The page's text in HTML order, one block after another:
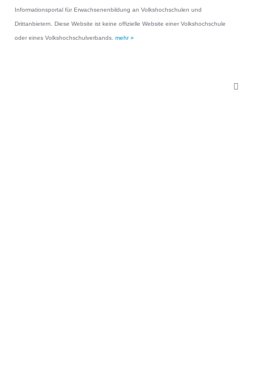
Informationsportal für Erwachsenenbildung an Volkshochschulen und
Drittanbietern. Diese Website ist keine offizielle Website einer Volkshochschule
oder eines Volkshochschulverbands. mehr »